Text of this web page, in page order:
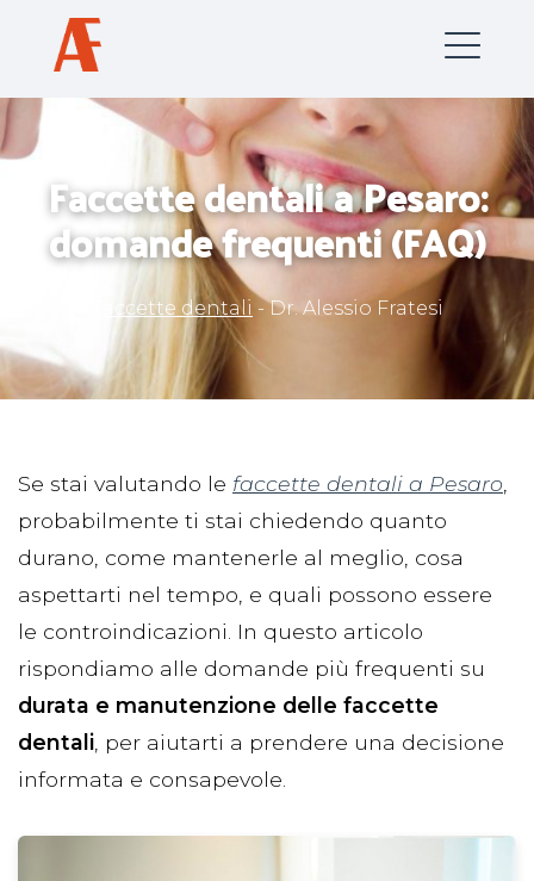
content
Faccette dentali a Pesaro:
domande frequenti (FAQ)
Faccette dentali -Dr. Alessio Fratesi
Se stai valutando le faccette dentali a Pesaro
probabilmente ti stai chiedendo quanto
durano, come mantenerle al meglio, cosa
aspettarti nel tempo, e quali possono essere
le controindicazioni. In questo articolo
rispondiamo alle domande più frequenti su
durata e manutenzione delle faccette
dentali , per aiutarti a prendere una decisione
informata e consapevole.